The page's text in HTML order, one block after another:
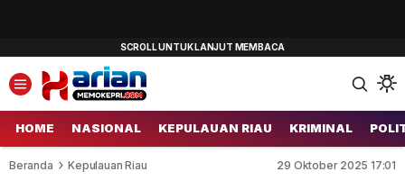
HOME NASIONAL KEPULAUAN RIAU KRIMINAL
Beranda Kepulauan Riau 29 Oktober 2025 17:01